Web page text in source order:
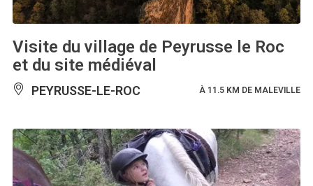
Visite du village de Peyrusse le Roc
et du site médiéval
PEYRUSSE-LE-ROC À 11.5 KM DE MALEVILLE